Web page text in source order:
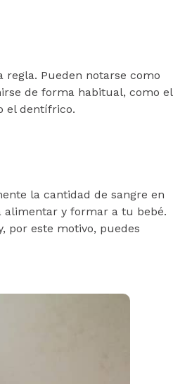
Pueden notarse como
de forma habitual, como el
el dentífrico.
la cantidad de sangre en
alimentar y formar a tu bebé.
por este motivo, puedes